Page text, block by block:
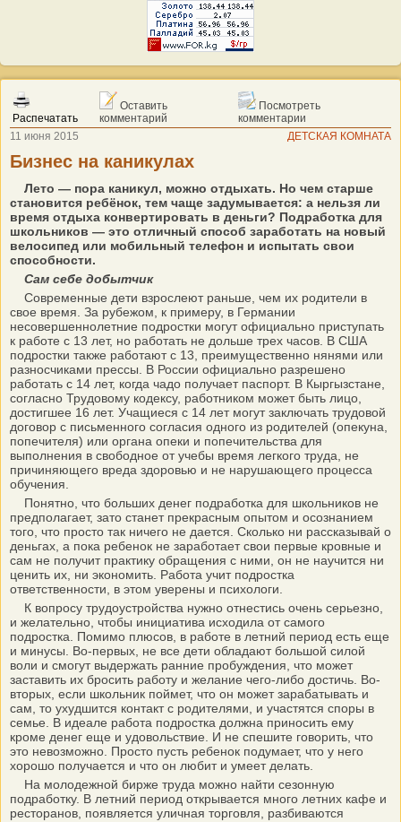
Распечатать
Оставить
комментарий
Посмотреть
комментарии
11 июня 2015
ДЕТСКАЯ КОМНАТА
Бизнес на каникулах
Лето — пора каникул, можно отдыхать. Но чем старше
становится ребёнок, тем чаще задумывается: а нельзя ли
время отдыха конвертировать в деньги? Подработка для
школьников — это отличный способ заработать на новый
велосипед или мобильный телефон и испытать свои
способности.
Сам себе добытчик
Современные дети взрослеют раньше, чем их родители в
свое время. За рубежом, к примеру, в Германии
несовершеннолетние подростки могут официально приступать
к работе с 13 лет, но работать не дольше трех часов. В США
подростки также работают с 13, преимущественно нянями или
разносчиками прессы. В России официально разрешено
работать с 14 лет, когда чадо получает паспорт. В Кыргызстане,
согласно Трудовому кодексу, работником может быть лицо,
достигшее 16 лет. Учащиеся с 14 лет могут заключать трудовой
договор с письменного согласия одного из родителей (опекуна,
попечителя) или органа опеки и попечительства для
выполнения в свободное от учебы время легкого труда, не
причиняющего вреда здоровью и не нарушающего процесса
обучения.
Понятно, что больших денег подработка для школьников не
предполагает, зато станет прекрасным опытом и осознанием
того, что просто так ничего не дается. Сколько ни рассказывай о
деньгах, а пока ребенок не заработает свои первые кровные и
сам не получит практику обращения с ними, он не научится ни
ценить их, ни экономить. Работа учит подростка
ответственности, в этом уверены и психологи.
К вопросу трудоустройства нужно отнестись очень серьезно,
и желательно, чтобы инициатива исходила от самого
подростка. Помимо плюсов, в работе в летний период есть еще
и минусы. Во-первых, не все дети обладают большой силой
воли и смогут выдержать ранние пробуждения, что может
заставить их бросить работу и желание чего-либо достичь. Во-
вторых, если школьник поймет, что он может зарабатывать и
сам, то ухудшится контакт с родителями, и участятся споры в
семье. В идеале работа подростка должна приносить ему
кроме денег еще и удовольствие. И не спешите говорить, что
это невозможно. Просто пусть ребенок подумает, что у него
хорошо получается и что он любит и умеет делать.
На молодежной бирже труда можно найти сезонную
подработку. В летний период открывается много летних кафе и
ресторанов, появляется уличная торговля, разбиваются